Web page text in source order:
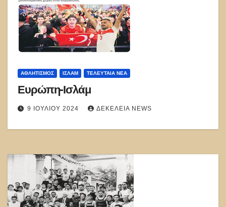
ΑΘΛΗΤΙΣΜΌΣ ΙΣΛΑΜ ΤΕΛΕΥΤΑΙΑ ΝΕΑ
Ευρώπη-Ισλάμ
9 ΙΟΥΛΊΟΥ 2024 ΔΕΚΈΛΕΙΑ NEWS